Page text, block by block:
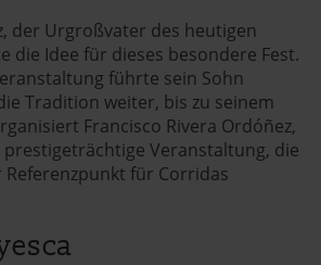
der Urgroßvater des heutigen
die Idee für dieses besondere Fest.
führte sein Sohn
Tradition weiter, bis zu seinem
Francisco Rivera Ordóñez,
prestigeträchtige Veranstaltung, die
für Corridas